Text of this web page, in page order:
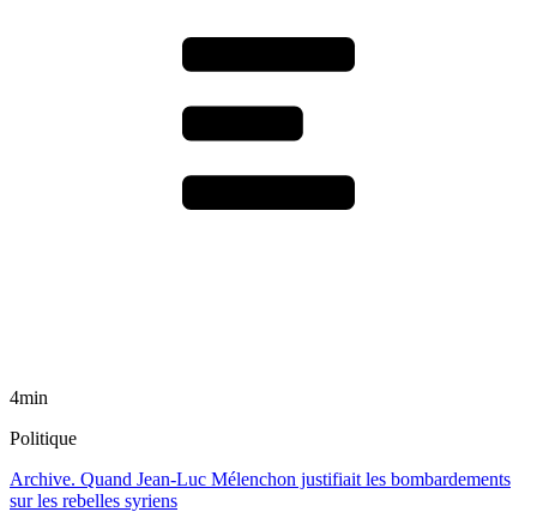
4min
Politique
Archive. Quand Jean-Luc Mélenchon justifiait les bombardements
sur les rebelles syriens